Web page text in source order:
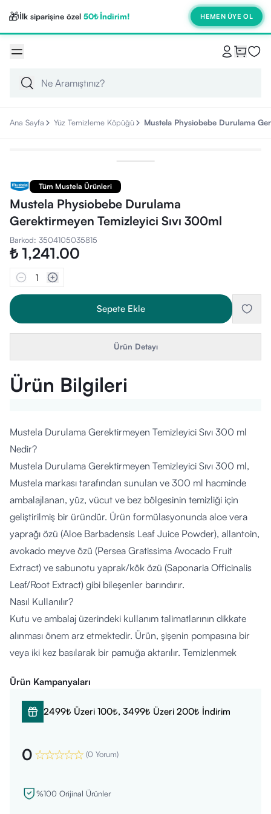
🎁İlk siparişine özel 50₺ İndirim! HEMEN ÜYE OL
Ana Sayfa Yüz Temizleme Köpüğü Mustela Physiobebe Durulama
Tüm Mustela Ürünleri
Mustela Physiobebe Durulama
Gerektirmeyen Temizleyici Sıvı 300ml
Barkod: 3504105035815
₺ 1,241.00
1
Sepete Ekle
Ürün Detayı
Ürün Bilgileri
Mustela Durulama Gerektirmeyen Temizleyici Sıvı 300 ml
Nedir?
Mustela Durulama Gerektirmeyen Temizleyici Sıvı 300 ml,
Mustela markası tarafından sunulan ve 300 ml hacminde
ambalajlanan, yüz, vücut ve bez bölgesinin temizliği için
geliştirilmiş bir üründür. Ürün formülasyonunda aloe vera
yaprağı özü (Aloe Barbadensis Leaf Juice Powder), allantoin,
avokado meyve özü (Persea Gratissima Avocado Fruit
Extract) ve sabunotu yaprak/kök özü (Saponaria Officinalis
Leaf/Root Extract) gibi bileşenler barındırır.
Nasıl Kullanılır?
Kutu ve ambalaj üzerindeki kullanım talimatlarının dikkate
alınması önem arz etmektedir. Ürün, şişenin pompasına bir
veya iki kez basılarak bir pamuğa aktarılır. Temizlenmek
yardımıyla silinir. İşlem, pamuk tamamen temiz kalana kadar
tekrarlanır. Durulama gerektirmez.
Kimler Kullanabilir?
çocukların kullanımına uygundur. (Prematüre bebekler
gerektirmeyen bir temizleyici tercih etmek isteyen herkesin
Ürün Kampanyaları
2499₺ Üzeri 100₺, 3499₺ Üzeri 200₺ İndirim
0 (0 Yorum)
%100 Orijinal Ürünler